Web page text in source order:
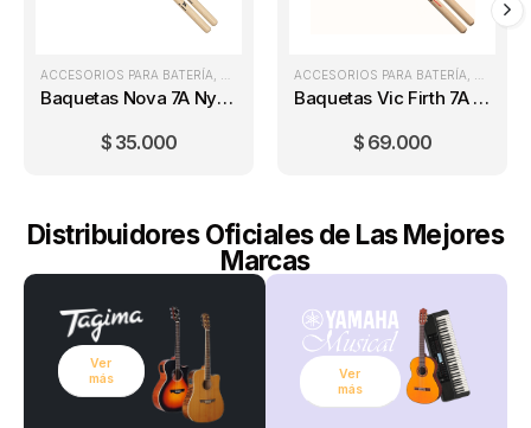
ACCESORIOS PARA BATERÍA BAQUETAS PARA BATERÍA ,BATERÍAS
Baquetas Nova 7A Nylon
$35.000
ACCESORIOS PARA BATERÍA
Baquetas Vic Firth 7A Nylon
$69.000
Distribuidores Oficiales de Las Mejores
Marcas
Ver
más
Ver
más